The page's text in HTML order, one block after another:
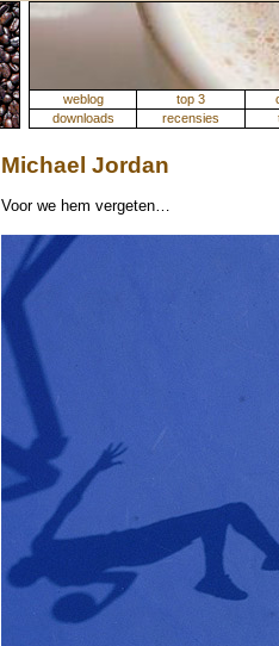
weblog top 3
downloads
recensies
Michael Jordan
Voor we hem vergeten…